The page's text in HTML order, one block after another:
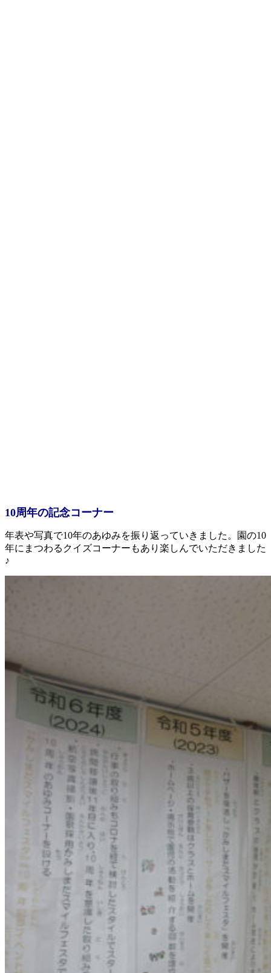
10周年の記念コーナー
年表や写真で10年のあゆみを振り返っていきました。園の10
年にまつわるクイズコーナーもあり楽しんでいただきました
♪